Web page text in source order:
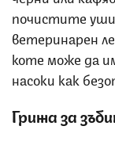
почистите
ветеринарен
коте може да
насоки как
Грижа за